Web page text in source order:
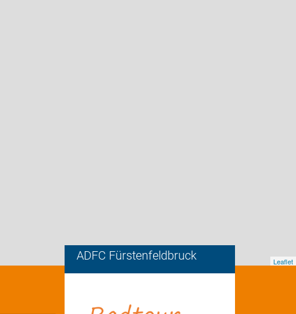
Leaflet
ADFC Fürstenfeldbruck